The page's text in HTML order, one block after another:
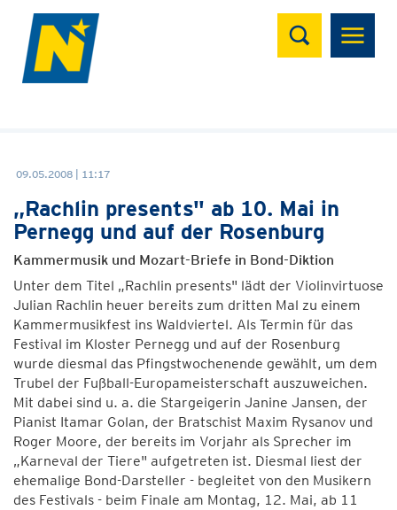
Suchen
09.05.2008 | 11:17
„Rachlin presents" ab 10. Mai in
Pernegg und auf der Rosenburg
Kammermusik und Mozart-Briefe in Bond-Diktion
Unter dem Titel „Rachlin presents" lädt der Violinvirtuose
Julian Rachlin heuer bereits zum dritten Mal zu einem
Kammermusikfest ins Waldviertel. Als Termin für das
Festival im Kloster Pernegg und auf der Rosenburg
wurde diesmal das Pfingstwochenende gewählt, um dem
Trubel der Fußball-Europameisterschaft auszuweichen.
Mit dabei sind u. a. die Stargeigerin Janine Jansen, der
Pianist Itamar Golan, der Bratschist Maxim Rysanov und
Roger Moore, der bereits im Vorjahr als Sprecher im
„Karneval der Tiere" aufgetreten ist. Diesmal liest der
ehemalige Bond-Darsteller - begleitet von den Musikern
des Festivals - beim Finale am Montag, 12. Mai, ab 11